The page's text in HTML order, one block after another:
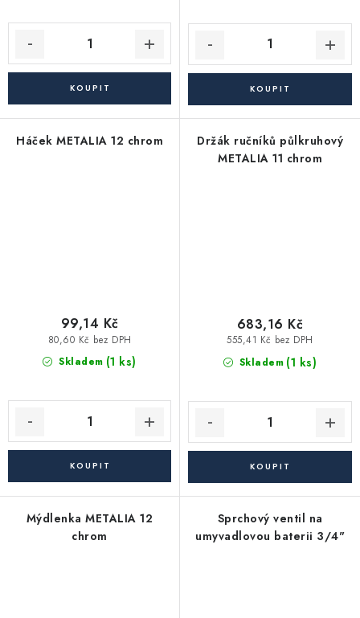
Háček METALIA 12 chrom
Skladem (1 ks)
80,60 Kč bez DPH
99,14 Kč
Držák ručníků půlkruhový
METALIA 11 chrom
Skladem (1 ks)
555,41 Kč bez DPH
683,16 Kč
Mýdlenka METALIA 12
chrom
Sprchový ventil na
umyvadlovou baterii 3/4"